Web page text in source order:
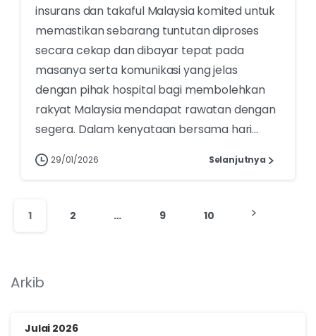
insurans dan takaful Malaysia komited untuk
memastikan sebarang tuntutan diproses
secara cekap dan dibayar tepat pada
masanya serta komunikasi yang jelas
dengan pihak hospital bagi membolehkan
rakyat Malaysia mendapat rawatan dengan
segera. Dalam kenyataan bersama hari...
29/01/2026 Selanjutnya
1 2 … 9 10
Arkib
Julai 2026